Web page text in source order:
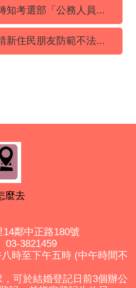
知考選部「公務人員...
新住民朋友防範不法...
麼去
鄰中正路180號
3821459
時至下午五時 (中午時間不
可於結婚登記日前3個辦公